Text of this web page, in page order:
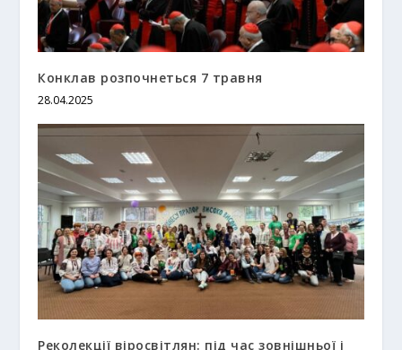
Конклав розпочнеться 7 травня
28.04.2025
Реколекції віросвітлян: під час зовнішньої і